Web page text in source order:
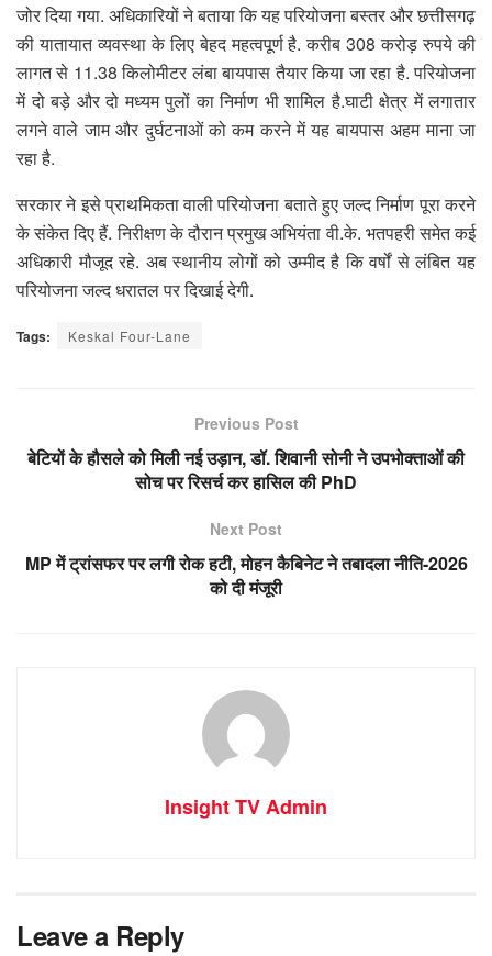
जोर दिया गया. अधिकारियों ने बताया कि यह परियोजना बस्तर और छत्तीसगढ़
की यातायात व्यवस्था के लिए बेहद महत्वपूर्ण है. करीब 308 करोड़ रुपये की
लागत से 11.38 किलोमीटर लंबा बायपास तैयार किया जा रहा है. परियोजना
में दो बड़े और दो मध्यम पुलों का निर्माण भी शामिल है.घाटी क्षेत्र में लगातार
लगने वाले जाम और दुर्घटनाओं को कम करने में यह बायपास अहम माना जा
रहा है.
सरकार ने इसे प्राथमिकता वाली परियोजना बताते हुए जल्द निर्माण पूरा करने
के संकेत दिए हैं. निरीक्षण के दौरान प्रमुख अभियंता वी.के. भतपहरी समेत कई
अधिकारी मौजूद रहे. अब स्थानीय लोगों को उम्मीद है कि वर्षों से लंबित यह
परियोजना जल्द धरातल पर दिखाई देगी.
Tags: Keskal Four-Lane
Previous Post
बेटियों के हौसले को मिली नई उड़ान, डॉ. शिवानी सोनी ने उपभोक्ताओं की
सोच पर रिसर्च कर हासिल की PhD
Next Post
MP में ट्रांसफर पर लगी रोक हटी, मोहन कैबिनेट ने तबादला नीति-2026
को दी मंजूरी
Insight TV Admin
Leave a Reply